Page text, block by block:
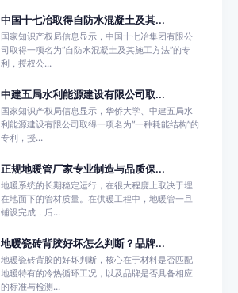
中国十七冶取得自防水混凝土及其...
国家知识产权局信息显示，中国十七冶集团有限公
司取得一项名为“自防水混凝土及其施工方法”的专
利，授权公...
中建五局水利能源建设有限公司取...
国家知识产权局信息显示，华侨大学、中建五局水
利能源建设有限公司取得一项名为“一种耗能结构”的
专利，授...
正规地暖管厂家专业制造与品质保...
地暖系统的长期稳定运行，在很大程度上取决于埋
在地面下的管材质量。在供暖工程中，地暖管一旦
铺设完成，后...
地暖瓷砖背胶好坏怎么判断？品牌...
地暖瓷砖背胶的好坏判断，核心在于材料是否匹配
地暖特有的冷热循环工况，以及品牌是否具备相应
的标准与检测...